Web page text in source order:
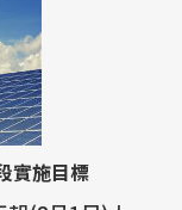
實施目標